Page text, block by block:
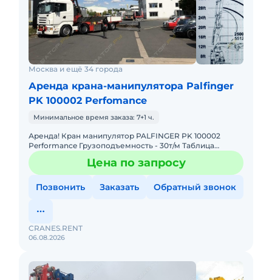
Москва и ещё 34 города
Аренда крана-манипулятора Palfinger
PK 100002 Perfomance
Минимальное время заказа: 7+1 ч.
Аренда! Кран манипулятор PALFINGER PK 100002
Performance Грузоподъемность - 30т/м Таблица
Грузоподъемности: 4,4м - 19.000 кг 7,4м - 11.000 кг 11,1м -
7.
Цена по запросу
Позвонить Заказать Обратный звонок
06.08.2026
CRANES.RENT